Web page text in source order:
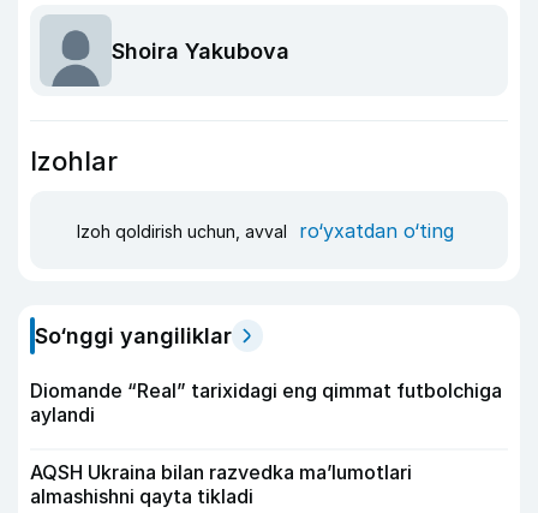
Shoira Yakubova
Izohlar
Izoh qoldirish uchun, avval ro‘yxatdan o‘ting
So‘nggi yangiliklar
Diomande “Real” tarixidagi eng qimmat futbolchiga
aylandi
AQSH Ukraina bilan razvedka ma’lumotlari
almashishni qayta tikladi